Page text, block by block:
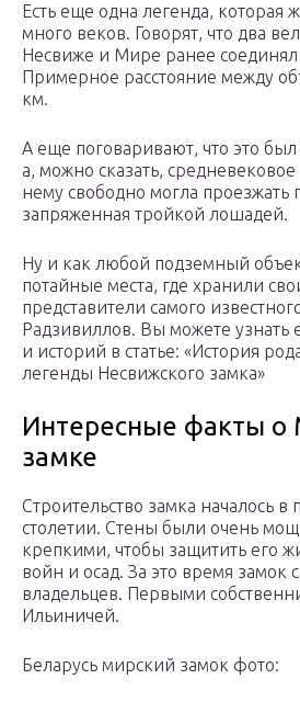
Есть еще одна легенда, которая
много веков. Говорят, что два
Несвиже и Мире ранее
Примерное расстояние между
км.
А еще поговаривают, что это был
а, можно сказать,
нему свободно могла проезжать
запряженная тройкой лошадей.
Ну и как любой подземный
потайные места, где хранили
представители самого
Радзивиллов. Вы можете узнать
и историй в статье: «История
легенды Несвижского замка»
Интересные факты о
замке
Строительство замка началось в
столетии. Стены были очень
крепкими, чтобы защитить его
войн и осад. За это время замок
владельцев. Первыми
Ильиничей.
Беларусь мирский замок фото: